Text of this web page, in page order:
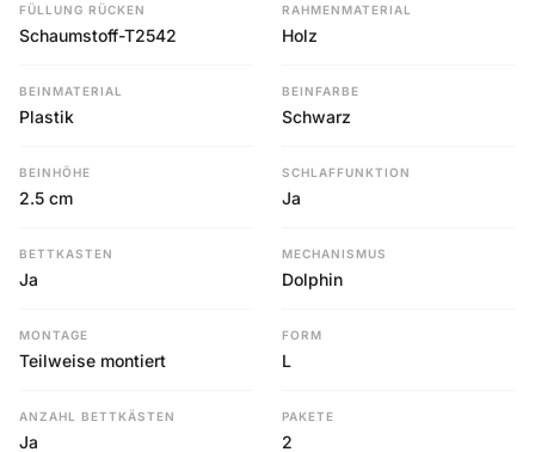
FÜLLUNG RÜCKEN
Schaumstoff-T2542
RAHMENMATERIAL
Holz
BEINMATERIAL
Plastik
BEINFARBE
Schwarz
BEINHÖHE
2.5 cm
SCHLAFFUNKTION
Ja
BETTKASTEN
Ja
MECHANISMUS
Dolphin
MONTAGE
Teilweise montiert
FORM
L
ANZAHL BETTKÄSTEN
Ja
PAKETE
2